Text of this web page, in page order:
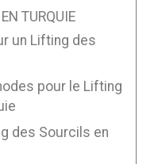
TURQUIE
un Lifting des
pour le Lifting
des Sourcils en